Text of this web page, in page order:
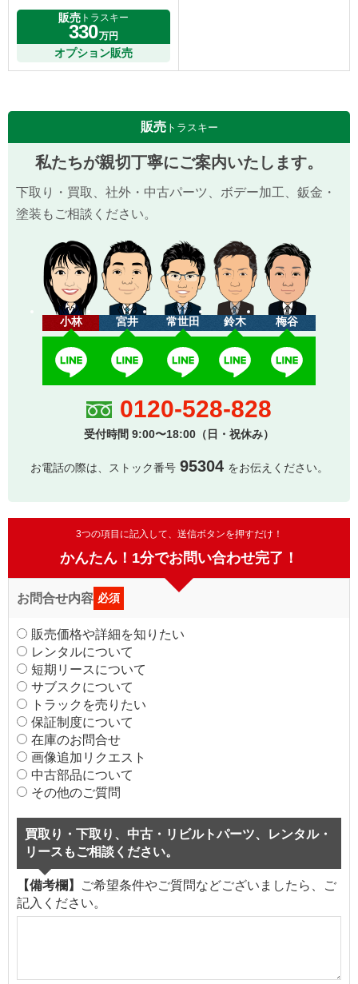
キーストン ジョルダー2列 リ
アエアサス サイド扉 6速マニ
ュアル 走行距離280千㎞ シフ
ト6速MT
販売 トラスキー
330万円
オプション販売
販売トラスキー
私たちが親切丁寧にご案内いたします。
下取り・買取、社外・中古パーツ、ボデー加工、鈑金・
塗装もご相談ください。
小林 宮井 常世田 鈴木 梅谷
0120-528-828
受付時間 9:00〜18:00（日・祝休み）
お電話の際は、ストック番号 95304 をお伝えください。
3つの項目に記入して、送信ボタンを押すだけ！
かんたん！1分でお問い合わせ完了！
お問合せ内容 必須
販売価格や詳細を知りたい
レンタルについて
短期リースについて
サブスクについて
トラックを売りたい
保証制度について
在庫のお問合せ
画像追加リクエスト
中古部品について
その他のご質問
買取り・下取り、中古・リビルトパーツ、レンタル・
リースもご相談ください。
【備考欄】
ご希望条件やご質問などございましたら、ご
記入ください。